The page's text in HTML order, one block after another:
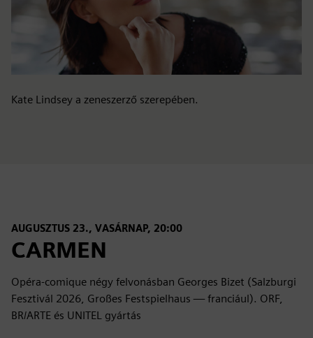
Kate Lindsey a zeneszerző szerepében.
AUGUSZTUS 23., VASÁRNAP, 20:00
CARMEN
Opéra-comique négy felvonásban Georges Bizet (Salzburgi
Fesztivál 2026, Großes Festspielhaus — franciául). ORF,
BR/ARTE és UNITEL gyártás